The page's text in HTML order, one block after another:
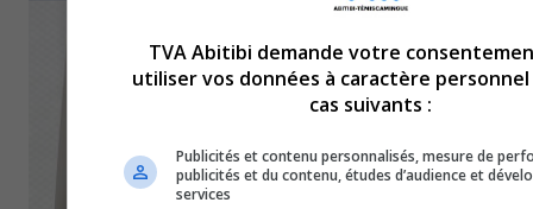
TVA Abitibi demande votre
utiliser vos données à caractère personnel
cas suivants :
Publicités et contenu personnalisés, mesure de
publicités et du contenu, études d’audience et
services